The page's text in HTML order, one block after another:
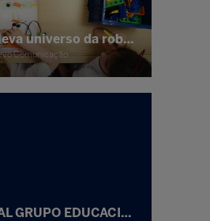
Robomind leva universo da robótica e programação para Bett Brasil
Comunicação
SEQUENCIAL GRUPO EDUCACIONAL